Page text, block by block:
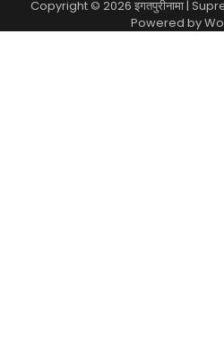
Copyright © 2026 इगतपुरीनामा|
Powered by